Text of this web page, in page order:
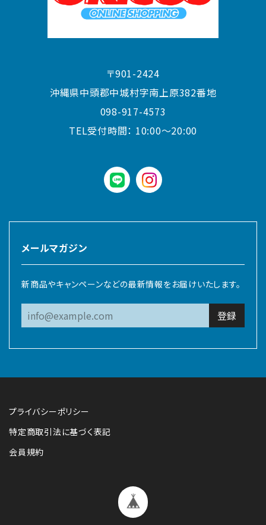
〒901-2424
沖縄県中頭郡中城村字南上原382番地
098-917-4573
TEL受付時間： 10:00〜20:00
LINE instagram
メールマガジン
新商品やキャンペーンなどの最新情報をお届けいたします。
登録
プライバシーポリシー
特定商取引法に基づく表記
会員規約